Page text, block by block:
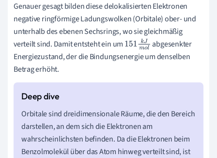
Genauer gesagt bilden diese delokalisierten Elektronen
negative ringförmige Ladungswolken (Orbitale) ober- und
unterhalb des ebenen Sechsrings, wo sie gleichmäßig
verteilt sind. Damit entsteht ein um 151kJm
ol
abgesenkter
Energiezustand, der die Bindungsenergie um denselben
Betrag erhöht.
Orbitale sind dreidimensionale Räume, die den Bereich
darstellen, an dem sich die Elektronen am
wahrscheinlichsten befinden. Da die Elektronen beim
Benzolmolekül über das Atom hinweg verteilt sind, ist